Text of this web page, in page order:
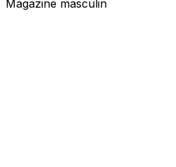
Magazine masculin